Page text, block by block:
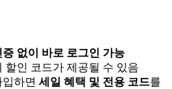
증 없이 바로 로그인 가능
할인 코드가 제공될 수 있음
하면 세일 혜택 및 전용 코드를